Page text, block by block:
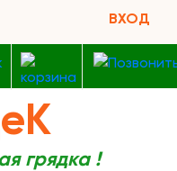
ВХОД
грядка !